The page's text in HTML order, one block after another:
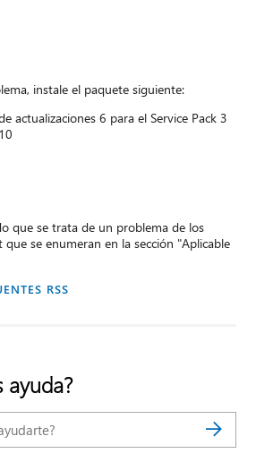
instale el paquete siguiente:
actualizaciones 6 para el Service Pack 3
que se trata de un problema de los
se enumeran en la sección "Aplicable
RSS
ayuda?